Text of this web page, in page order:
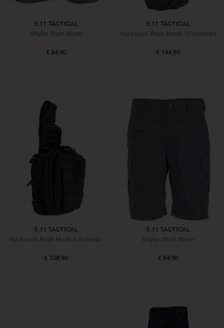
5.11 TACTICAL
Stryke Short Khaki
€ 84,90
5.11 TACTICAL
Rucksack Rush Moab 10 Schwarz
€ 144,90
5.11 TACTICAL
Rucksack Rush Moab 6 Schwarz
€ 108,90
5.11 TACTICAL
Stryke Short Storm
€ 84,90